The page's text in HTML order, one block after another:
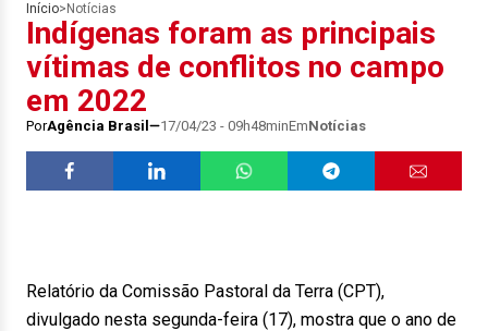
Início> Notícias
Indígenas foram as principais
vítimas de conflitos no campo
em 2022
PorAgência Brasil 17/04/23 - 09h48minEmNotícias
Relatório da Comissão Pastoral da Terra (CPT),
divulgado nesta segunda-feira (17), mostra que o ano de